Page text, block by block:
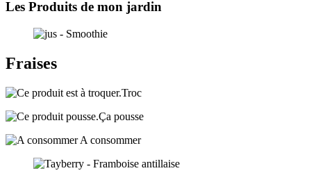
Les Produits de mon jardin
Fraises
Troc
Ça pousse
A consommer